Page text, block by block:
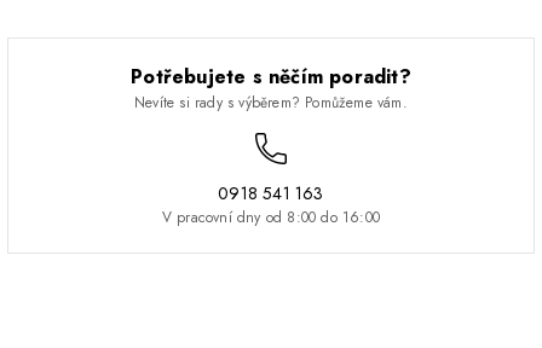
Potřebujete s něčím poradit?
Nevíte si rady s výběrem? Pomůžeme vám.
0918 541 163
V pracovní dny od 8:00 do 16:00